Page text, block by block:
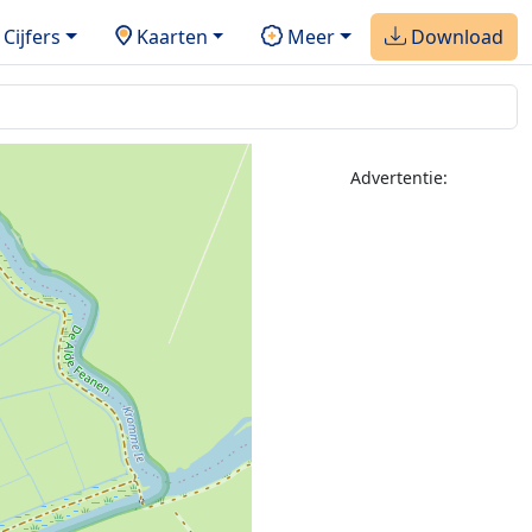
Cijfers Kaarten Meer Download
Advertentie: